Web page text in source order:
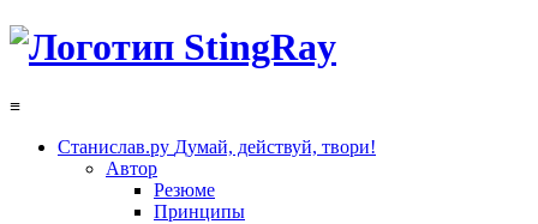
≡
Станислав.ру Думай, действуй, твори!
Автор
Резюме
Принципы